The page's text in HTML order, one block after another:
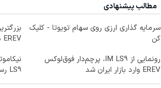
مطالب پیشنهادی
سرمایه گذاری ارزی روی سهام تویوتا - کلیک
کن
EREV در در ایران رونمایی شد
رونمایی از IM LS9، پرچم‌دار فوق‌لوکس
EREV وارد بازار ایران شد
LS9 رسماً وارد بازار ایران شد